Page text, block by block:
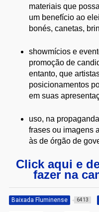
materiais que
um benefício ao
bonés, canetas,
showmícios e
promoção de
entanto, que
posicionamentos
em suas
uso, na
frases ou imagens
às de órgão de
Click aqui e
fazer na
Baixada Fluminense 6413